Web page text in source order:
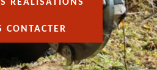
RÉALISATIONS
CONTACTER